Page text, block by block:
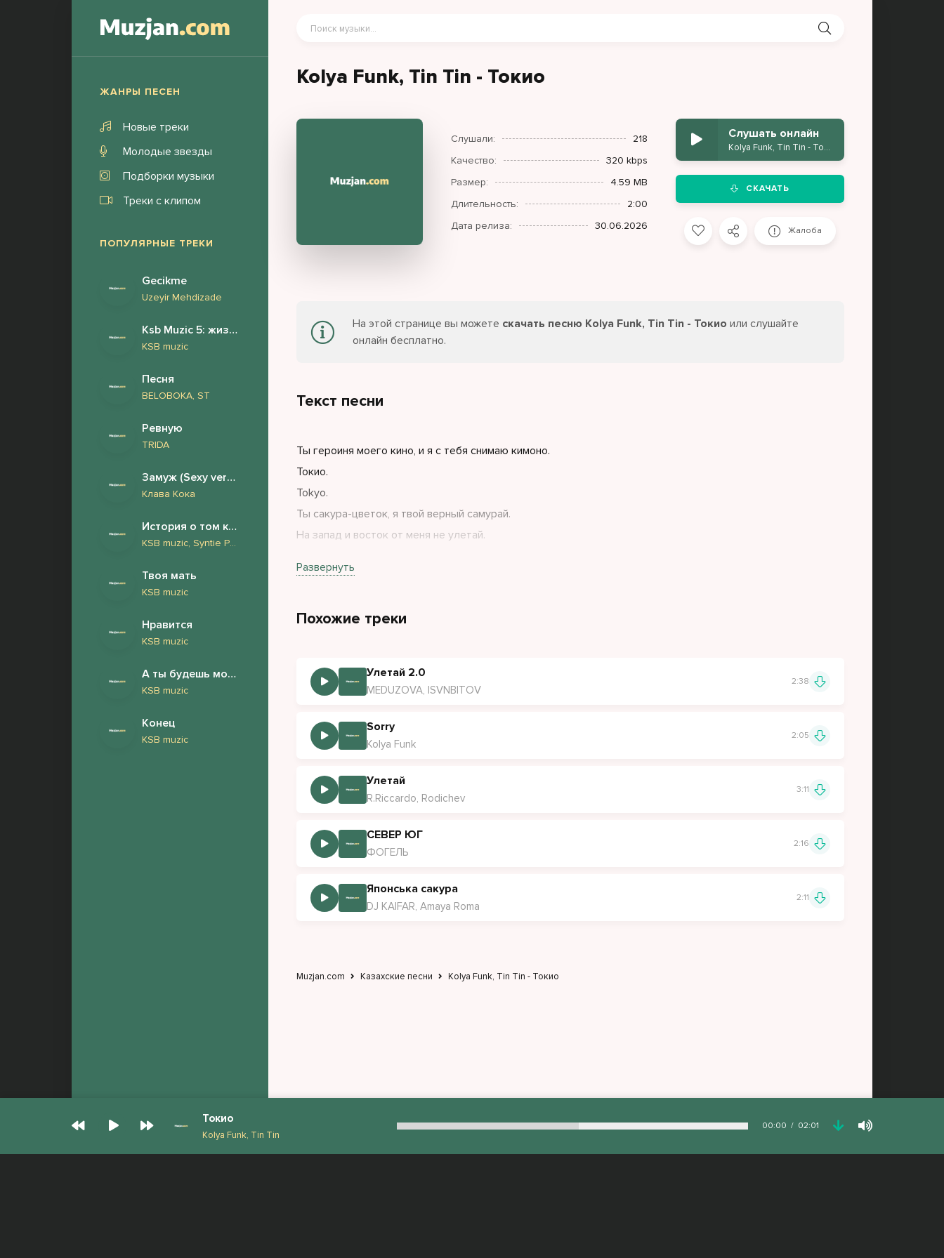
ЖАНРЫ ПЕСЕН
Новые треки
Молодые звезды
Подборки музыки
Треки с клипом
ПОПУЛЯРНЫЕ ТРЕКИ
Gecikme
Uzeyir Mehdizade
Ksb Muzic 5: жизнь и страдания Андрея Дементьева (Новый Альбом 2026)
KSB muzic
Песня
BELOBOKA, ST
Ревную
TRIDA
Замуж (Sexy version)
Клава Кока
История о том как у нашего барабанщика Андрея обнаружили фимоз и он сделал обрезание
KSB muzic, Syntie Punk
Твоя мать
KSB muzic
Нравится
KSB muzic
А ты будешь моей женой
KSB muzic
Конец
KSB muzic
Kolya Funk, Tin Tin - Токио
Слушали:
218
Качество:
320 kbps
Размер:
4.59 MB
Длительность:
2:00
Дата релиза:
30.06.2026
Слушать онлайн
Kolya Funk, Tin Tin - Токио
СКАЧАТЬ
Жалоба
На этой странице вы можете скачать песню Kolya Funk, Tin Tin - Токио или слушайте
онлайн бесплатно.
Текст песни
Ты героиня моего кино, и я с тебя снимаю кимоно.
Токио.
Tokyo.
Ты сакура-цветок, я твой верный самурай.
На запад и восток от меня не улетай.
Развернуть
Похожие треки
Улетай 2.0
MEDUZOVA, ISVNBITOV
2:38
Sorry
Kolya Funk
2:05
Улетай
R.Riccardo, Rodichev
3:11
СЕВЕР ЮГ
ФОГЕЛЬ
2:16
Японська сакура
DJ KAIFAR, Amaya Roma
2:11
Muzjan.com Казахские песни Kolya Funk, Tin Tin - Токио
Токио
Kolya Funk, Tin Tin
00:00 02:01